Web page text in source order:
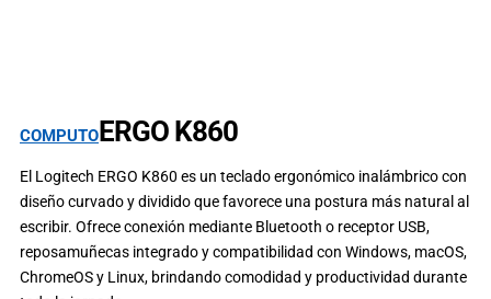
COMPUTOERGO K860
El Logitech ERGO K860 es un teclado ergonómico inalámbrico con
diseño curvado y dividido que favorece una postura más natural al
escribir. Ofrece conexión mediante Bluetooth o receptor USB,
reposamuñecas integrado y compatibilidad con Windows, macOS,
ChromeOS y Linux, brindando comodidad y productividad durante